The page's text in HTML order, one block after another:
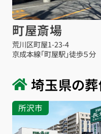
町屋斎場
荒川区町屋1-23-4
京成本線「町屋駅」徒歩５分
埼玉県の
所沢市